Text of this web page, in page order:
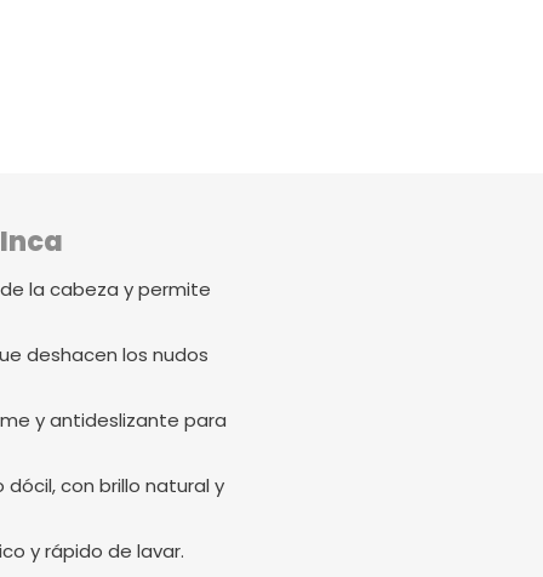
la cabeza y permite
deshacen los nudos
y antideslizante para
con brillo natural y
y rápido de lavar.